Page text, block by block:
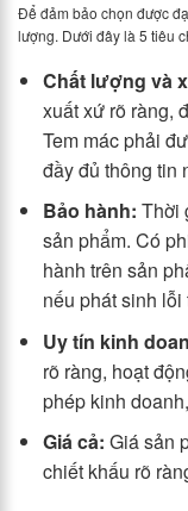
Để đảm bảo chọn được
lượng. Dưới đây là 5 tiêu
Chất lượng và
xuất xứ rõ ràng,
Tem mác phải
đầy đủ thông tin
Bảo hành: Thời
sản phẩm. Có
hành trên sản
nếu phát sinh
Uy tín kinh
rõ ràng, hoạt
phép kinh
Giá cả: Giá sản
chiết khấu rõ